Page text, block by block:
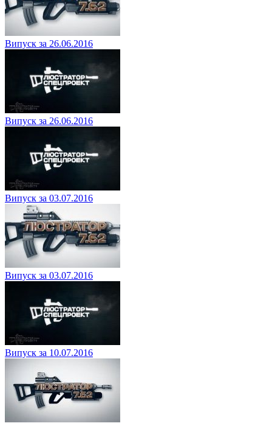
Випуск за 26.06.2016
Випуск за 26.06.2016
Випуск за 03.07.2016
Випуск за 03.07.2016
Випуск за 10.07.2016